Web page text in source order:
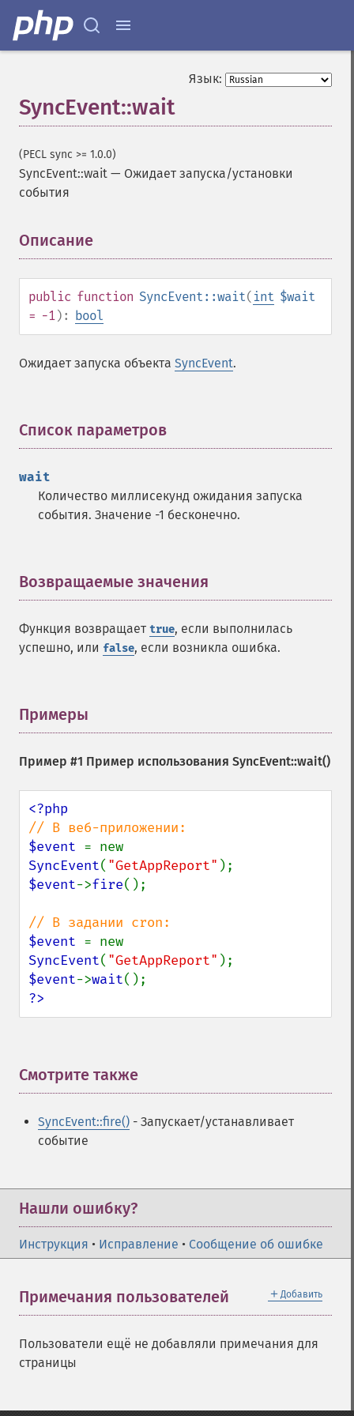
Язык:
SyncEvent::wait
(PECL sync >= 1.0.0)
SyncEvent::wait — Ожидает запуска/установки
события
Описание
public function SyncEvent::wait( int $wait
= -1): bool
Ожидает запуска объекта SyncEvent.
Список параметров
wait
Количество миллисекунд ожидания запуска
события. Значение -1 бесконечно.
Возвращаемые значения
Функция возвращает true, если выполнилась
успешно, или false, если возникла ошибка.
Примеры
Пример #1 Пример использования SyncEvent::wait()
$event
SyncEvent( "GetAppReport"
$event->fire();
$event
SyncEvent( "GetAppReport"
$event->wait
?>
Смотрите также
SyncEvent::fire() - Запускает/устанавливает
событие
Нашли ошибку?
Инструкция • Исправление • Сообщение об ошибке
＋ Добавить
Примечания пользователей
Пользователи ещё не добавляли примечания для
страницы